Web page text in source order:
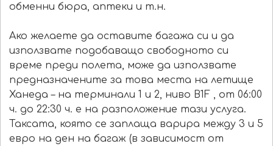
обменни бюра, аптеки и т.н.
Ако желаете да оставите багажа си и да
използвате подобаващо свободното си
време преди полета, може да използвате
предназначените за това места на летище
Ханеда – на терминали 1 и 2, ниво B1F , от 06:00
ч. до 22:30 ч. е на разположение тази услуга.
Таксата, която се заплаща варира между 3 и 5
евро на ден на багаж (в зависимост от